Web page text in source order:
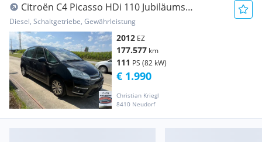
Citroën C4 Picasso HDi 110 Jubiläums
Collection
Diesel, Schaltgetriebe, Gewährleistung
2012 EZ
177.577 km
111 PS (82 kW)
Christian Kriegl
8410 Neudorf
€ 1.990